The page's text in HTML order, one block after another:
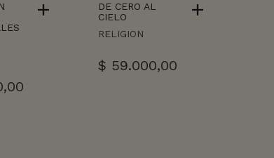
DE CERO AL
CIELO
RELIGION
$ 59.000,00